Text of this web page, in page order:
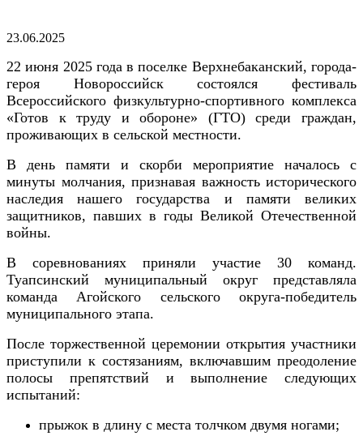
Опубликовано
23.06.2025
22 июня 2025 года в поселке Верхнебаканский, города-
героя Новороссийск состоялся фестиваль
Всероссийского физкультурно-спортивного комплекса
«Готов к труду и обороне» (ГТО) среди граждан,
проживающих в сельской местности.
В день памяти и скорби мероприятие началось с
минуты молчания, признавая важность исторического
наследия нашего государства и памяти великих
защитников, павших в годы Великой Отечественной
войны.
В соревнованиях приняли участие 30 команд.
Туапсинский муниципальный округ представляла
команда Агойского сельского округа-победитель
муниципального этапа.
После торжественной церемонии открытия участники
приступили к состязаниям, включавшим преодоление
полосы препятствий и выполнение следующих
испытаний:
прыжок в длину с места толчком двумя ногами;